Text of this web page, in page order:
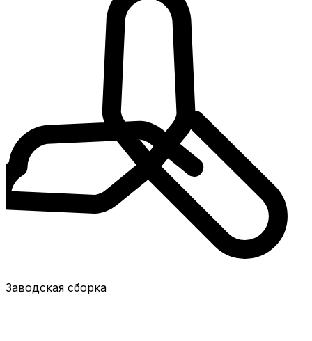
Заводская сборка